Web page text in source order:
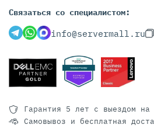
Связаться со специалистом:
info@servermall.ru
Гарантия 5 лет с выездом на
Самовывоз и бесплатная